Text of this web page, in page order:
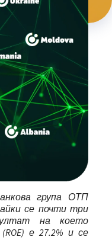
група ОТП
се почти три
на което
ROE) е 27.2% и се